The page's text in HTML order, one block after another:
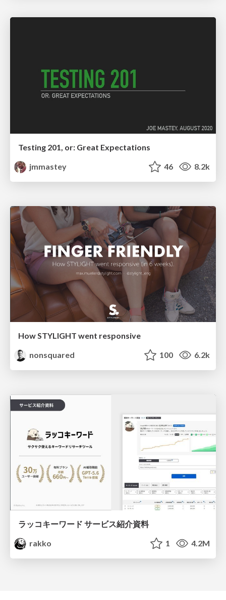
Testing 201, or: Great Expectations
jmmastey
46 8.2k
How STYLIGHT went responsive
nonsquared
100 6.2k
ラッコキーワード サービス紹介資料
rakko
1 4.2M